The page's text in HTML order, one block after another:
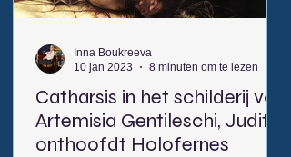
Catharsis in het schilderij van
Artemisia Gentileschi, Judith
onthoofdt Holofernes
Inna Boukreeva
10 jan 2023
8 minuten om te lezen